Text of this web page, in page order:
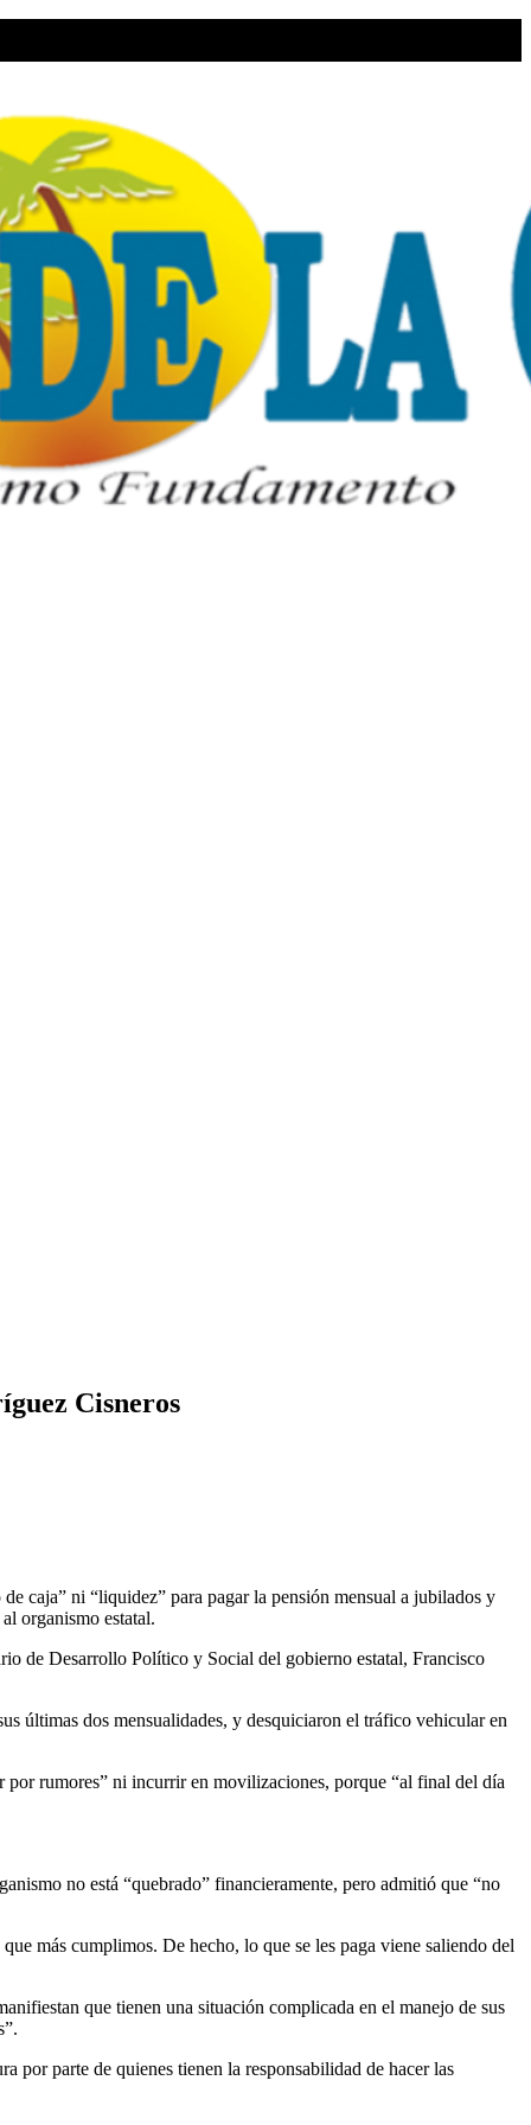
Cisneros
caja” ni “liquidez” para pagar la pensión mensual a jubilados y
organismo estatal.
de Desarrollo Político y Social del gobierno estatal, Francisco
últimas dos mensualidades, y desquiciaron el tráfico vehicular en
por rumores” ni incurrir en movilizaciones, porque “al final del día
no está “quebrado” financieramente, pero admitió que “no
más cumplimos. De hecho, lo que se les paga viene saliendo del
que tienen una situación complicada en el manejo de sus
por parte de quienes tienen la responsabilidad de hacer las